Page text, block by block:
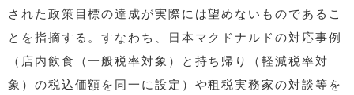
された政策目標の達成が実際には望めないものであるこ
とを指摘する。すなわち、日本マクドナルドの対応事例
（店内飲食（一般税率対象）と持ち帰り（軽減税率対
象）の税込価額を同一に設定）や租税実務家の対談等を